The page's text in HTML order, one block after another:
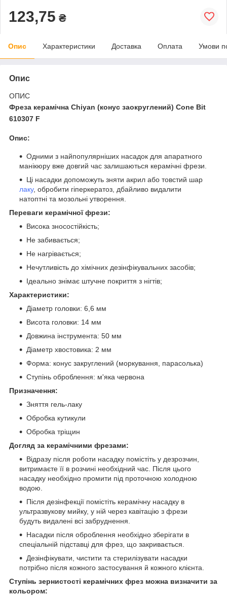
123,75 ₴
Опис Характеристики Доставка Оплата Умови
Опис
ОПИС
Фреза керамічна Chiyan (конус заокруглений) Cone Bit
610307 F
Опис:
Одними з найпопулярніших насадок для апаратного
манікюру вже довгий час залишаються керамічні фрези.
Ці насадки допоможуть зняти акрил або товстий шар
лаку, обробити гіперкератоз, дбайливо видалити
натоптні та мозольні утворення.
Переваги керамічної фрези:
Висока зносостійкість;
Не забивається;
Не нагрівається;
Нечутливість до хімічних дезінфікувальних засобів;
Ідеально знімає штучне покриття з нігтів;
Характеристики:
Діаметр головки: 6,6 мм
Висота головки: 14 мм
Довжина інструмента: 50 мм
Діаметр хвостовика: 2 мм
Форма: конус закруглений (моркування, парасолька)
Ступінь оброблення: м'яка червона
Призначення:
Зняття гель-лаку
Обробка кутикули
Обробка тріщин
Догляд за керамічними фрезами:
Відразу після роботи насадку помістіть у дезрозчин,
витримаєте її в розчині необхідний час. Після цього
насадку необхідно промити під проточною холодною
водою.
Після дезінфекції помістіть керамічну насадку в
ультразвукову мийку, у ній через кавітацію з фрези
будуть видалені всі забруднення.
Насадки після оброблення необхідно зберігати в
спеціальній підставці для фрез, що закривається.
Дезінфікувати, чистити та стерилізувати насадки
потрібно після кожного застосування й кожного клієнта.
Ступінь зернистості керамічних фрез можна визначити за
кольором: